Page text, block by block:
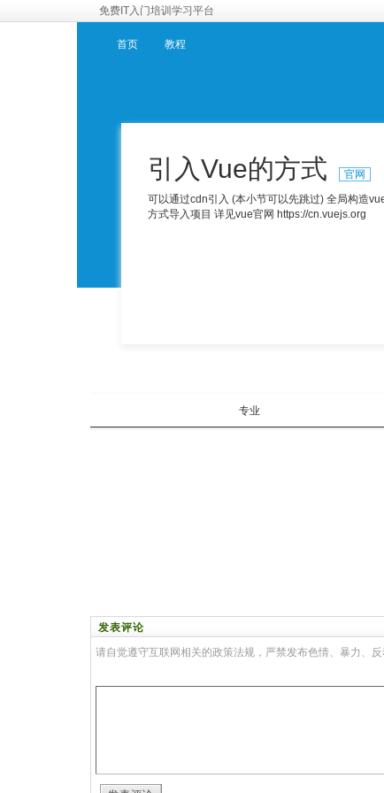
免费IT入门培训学习平台
首页 教程
引入Vue的方式
官网
可以通过cdn引入 (本小节可以先跳过) 全局构造
方式导入项目 详见vue官网 https://cn.vuejs.org
专业
发表评论
请自觉遵守互联网相关的政策法规，严禁发布色情、暴力、反